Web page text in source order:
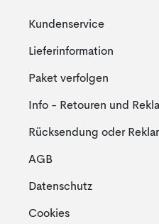
Kundenservice
Lieferinformation
Paket verfolgen
Info - Retouren und
Rücksendung oder
AGB
Datenschutz
Cookies